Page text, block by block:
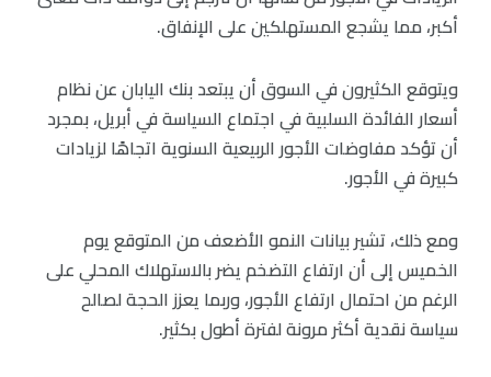
أكبر، مما يشجع المستهلكين على الإنفاق.
ويتوقع الكثيرون في السوق أن يبتعد بنك اليابان عن نظام
أسعار الفائدة السلبية في اجتماع السياسة في أبريل، بمجرد
أن تؤكد مفاوضات الأجور الربيعية السنوية اتجاهًا لزيادات
كبيرة في الأجور.
ومع ذلك، تشير بيانات النمو الأضعف من المتوقع يوم
الخميس إلى أن ارتفاع التضخم يضر بالاستهلاك المحلي على
الرغم من احتمال ارتفاع الأجور، وربما يعزز الحجة لصالح
سياسة نقدية أكثر مرونة لفترة أطول بكثير.